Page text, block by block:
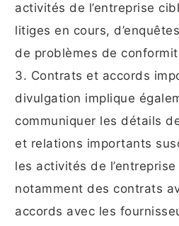
activités de l’entreprise
litiges en cours,
de problèmes de
3. Contrats et accords
divulgation implique
communiquer les détails
et relations importants
les activités de l’entreprise
notamment des contrats
accords avec les